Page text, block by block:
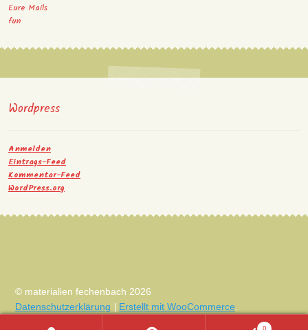
Eure Mails
fun
Wordpress
Anmelden
Eintrags-Feed
Kommentar-Feed
WordPress.org
© materialien fechenbach 2026
Datenschutzerklärung
Erstellt mit WooCommerce.
0